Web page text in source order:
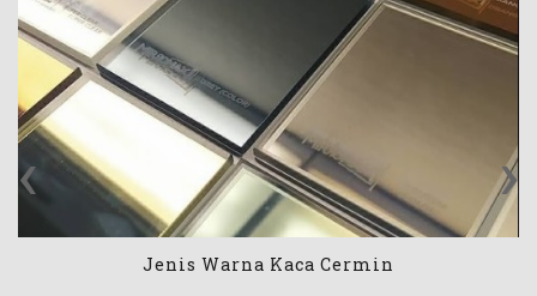
Jenis Warna Kaca Cermin
‹ ›